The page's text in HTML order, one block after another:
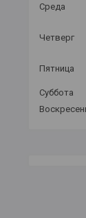
Среда
Четверг
Пятница
Суббота